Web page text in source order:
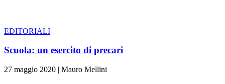
EDITORIALI
Scuola: un esercito di precari
27 maggio 2020 | Mauro Mellini